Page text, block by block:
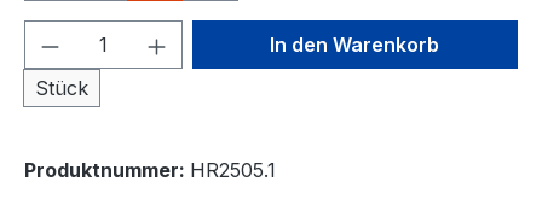
Produkt Anzahl: Gib den
Stück
In den Warenkorb
Produktnummer: HR2505.1